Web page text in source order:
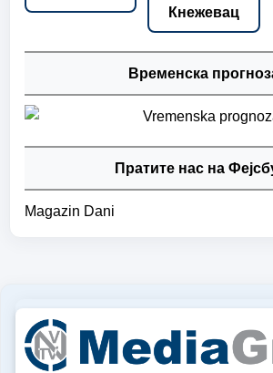
Кнежевац
Временска
Пратите нас на
Magazin Dani